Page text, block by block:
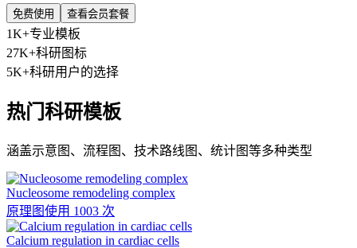
免费使用 查看会员套餐
1K+专业模板
27K+科研图标
5K+科研用户的选择
热门科研模板
涵盖示意图、流程图、技术路线图、统计图等多种类型
Nucleosome remodeling complex
原理图使用 1003 次
Calcium regulation in cardiac cells